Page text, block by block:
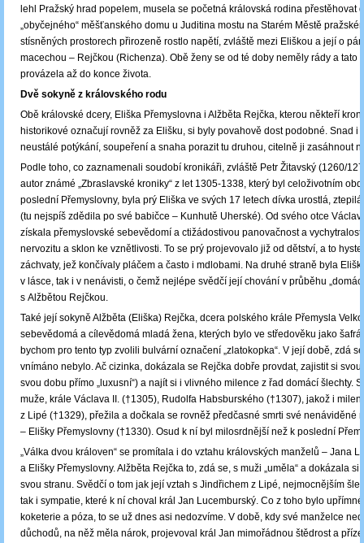
lehl Pražský hrad popelem, musela se početná královská rodina přestěhovat
„obyčejného“ měšťanského domu u Juditina mostu na Starém Městě
stísněných prostorech přirozeně rostlo napětí, zvláště mezi Eliškou a její o pár
macechou – Rejčkou (Richenza). Obě ženy se od té doby neměly rády a tato
provázela až do konce života.
Dvě sokyně z královského rodu
Obě královské dcery, Eliška Přemyslovna i Alžběta Rejčka, kterou někteří
historikové označují rovněž za Elišku, si byly povahově dost podobné. Snad i
neustálé potýkání, soupeření a snaha porazit tu druhou, citelně ji zasáhnout
Podle toho, co zaznamenali soudobí kronikáři, zvláště Petr Žitavský (1260/
autor známé „Zbraslavské kroniky“ z let 1305-1338, který byl celoživotním
poslední Přemyslovny, byla prý Eliška ve svých 17 letech dívka urostlá,
(tu nejspíš zdědila po své babičce – Kunhutě Uherské). Od svého otce
získala přemyslovské sebevědomí a ctižádostivou panovačnost a
nervozitu a sklon ke vznětlivosti. To se prý projevovalo již od dětství, a to
záchvaty, jež končívaly pláčem a často i mdlobami. Na druhé straně byla
v lásce, tak i v nenávisti, o čemž nejlépe svědčí její chování v průběhu
s Alžbětou Rejčkou.
Také její sokyně Alžběta (Eliška) Rejčka, dcera polského krále Přemysla
sebevědomá a cílevědomá mladá žena, kterých bylo ve středověku jako
bychom pro tento typ zvolili bulvární označení „zlatokopka“. V její době, zdá
vnímáno nebylo. Ač cizinka, dokázala se Rejčka dobře provdat, zajistit si
svou dobu přímo „luxusní“) a najít si i vlivného milence z řad domácí šlechty.
muže, krále Václava II. (†1305), Rudolfa Habsburského (†1307), jakož i
z Lipé (†1329), přežila a dočkala se rovněž předčasné smrti své nenáviděné
– Elišky Přemyslovny (†1330). Osud k ní byl milosrdnější než k poslední
„Válka dvou královen“ se promítala i do vztahu královských manželů – Jana
a Elišky Přemyslovny. Alžběta Rejčka to, zdá se, s muži „uměla“ a dokázala si
svou stranu. Svědčí o tom jak její vztah s Jindřichem z Lipé, nejmocnějším
tak i sympatie, které k ní choval král Jan Lucemburský. Co z toho bylo
koketerie a póza, to se už dnes asi nedozvíme. V době, kdy své manželce
důchodů, na něž měla nárok, projevoval král Jan mimořádnou štědrost a